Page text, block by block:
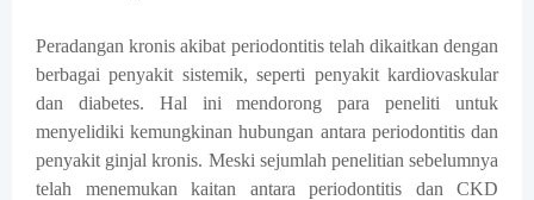
Peradangan kronis akibat periodontitis telah dikaitkan dengan
berbagai penyakit sistemik, seperti penyakit kardiovaskular
dan diabetes. Hal ini mendorong para peneliti untuk
menyelidiki kemungkinan hubungan antara periodontitis dan
penyakit ginjal kronis. Meski sejumlah penelitian sebelumnya
telah menemukan kaitan antara periodontitis dan CKD